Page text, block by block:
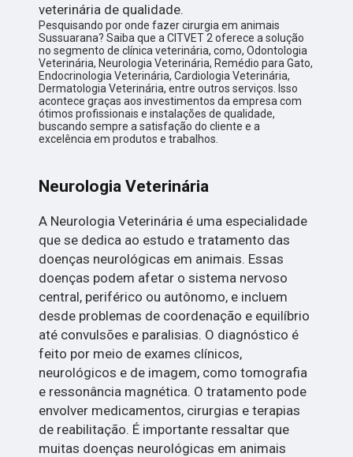
veterinária de qualidade.
Pesquisando por onde fazer cirurgia em animais
Sussuarana? Saiba que a CITVET 2 oferece a solução
no segmento de clínica veterinária, como, Odontologia
Veterinária, Neurologia Veterinária, Remédio para Gato,
Endocrinologia Veterinária, Cardiologia Veterinária,
Dermatologia Veterinária, entre outros serviços. Isso
acontece graças aos investimentos da empresa com
ótimos profissionais e instalações de qualidade,
buscando sempre a satisfação do cliente e a
excelência em produtos e trabalhos.
Neurologia Veterinária
A Neurologia Veterinária é uma especialidade
que se dedica ao estudo e tratamento das
doenças neurológicas em animais. Essas
doenças podem afetar o sistema nervoso
central, periférico ou autônomo, e incluem
desde problemas de coordenação e equilíbrio
até convulsões e paralisias. O diagnóstico é
feito por meio de exames clínicos,
neurológicos e de imagem, como tomografia
e ressonância magnética. O tratamento pode
envolver medicamentos, cirurgias e terapias
de reabilitação. É importante ressaltar que
muitas doenças neurológicas em animais